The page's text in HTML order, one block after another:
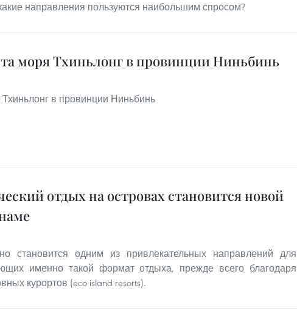
направления пользуются наибольшим спросом?
моря Тхиньлонг в провинции Ниньбинь
в провинции Ниньбинь
отдых на островах становится новой
становится одним из привлекательных направлений для
именно такой формат отдыха, прежде всего благодаря
курортов (eco island resorts).